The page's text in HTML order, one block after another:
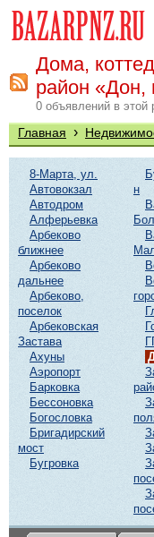
Дома,
район «Дон,
0 объявлений в этой
Главная ›
8-Марта, ул.
Автовокзал
Автодром
Алферьевка
Арбеково
ближнее
Арбеково
дальнее
Арбеково,
поселок
Арбековская
Застава
Ахуны
Аэропорт
Барковка
Бессоновка
Богословка
Бригадирский
мост
Бугровка
н